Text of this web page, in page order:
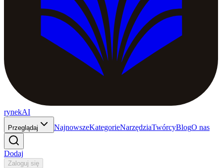
rynekAI
Przeglądaj NajnowszeKategorieNarzędziaTwórcyBlogO nas
Dodaj
Zaloguj się